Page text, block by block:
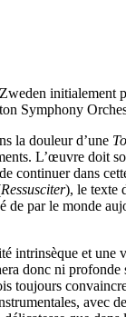
Symphony
la douleur d’une
L’œuvre
continuer dans
Ressusciter), le texte
par le monde
et
donc ni
toujours
avec